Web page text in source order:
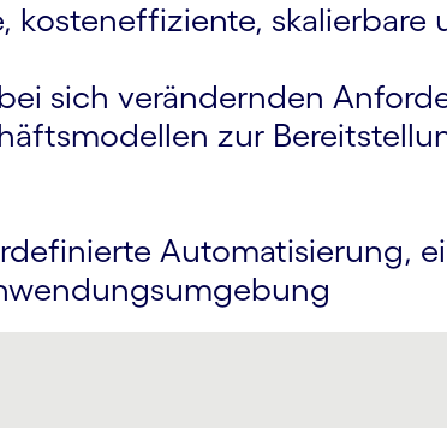
kosteneffiziente, skalierbare
sich verändernden
zur
Automatisierung,